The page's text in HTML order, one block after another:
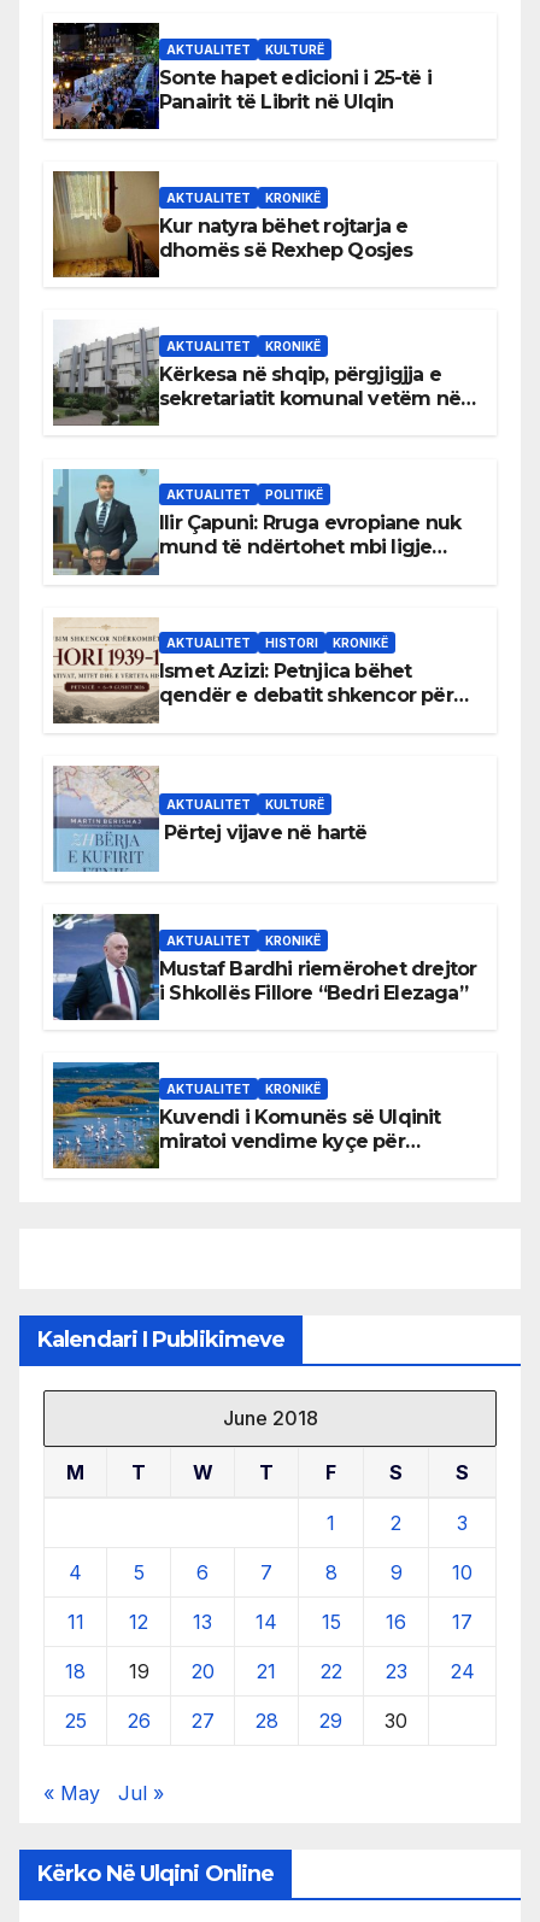
AKTUALITET KULTURË
Sonte hapet edicioni i 25-të i
Panairit të Librit në Ulqin
AKTUALITET KRONIKË
Kur natyra bëhet rojtarja e
dhomës së Rexhep Qosjes
AKTUALITET KRONIKË
Kërkesa në shqip, përgjigjja e
sekretariatit komunal vetëm në
AKTUALITET POLITIKË
Ilir Çapuni: Rruga evropiane nuk
mund të ndërtohet mbi ligje
AKTUALITET HISTORI KRONIKË
Ismet Azizi: Petnjica bëhet
qendër e debatit shkencor për
AKTUALITET KULTURË
Përtej vijave në hartë
AKTUALITET KRONIKË
Mustaf Bardhi riemërohet drejtor
i Shkollës Fillore “Bedri Elezaga”
AKTUALITET KRONIKË
Kuvendi i Komunës së Ulqinit
miratoi vendime kyçe për
Kalendari I Publikimeve
June 2018
M T W T F S S
1 2 3
4 5 6 7 8 9 10
11 12 13 14 15 16 17
18 19 20 21 22 23 24
25 26 27 28 29 30
« May Jul »
Kërko Në Ulqini Online